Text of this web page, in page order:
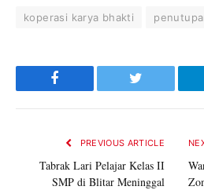
koperasi karya bhakti
Facebook Twitter
PREVIOUS ARTICLE
Tabrak Lari Pelajar Kelas II
SMP di Blitar Meninggal